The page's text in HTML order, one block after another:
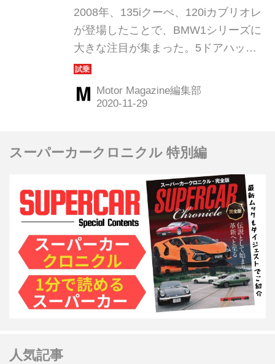
全体の魅力は大きく膨らん
だ
2008年、135iクーぺ、120iカブリオレ
が登場したことで、BMW1シリーズに
大きな注目が集まった。5ドアハッチ
バック、2ドアクーぺ、カブリオレと3
つのボディバリエーションが揃うこと
になった1シリーズは、BMWの中でど
ポーツ、135iクーぺ Mスポーツ、120i
カブリオレという3モデルを集めて比
較試乗、1シリーズの魅力に迫ってい
る。ここではその試乗テストの模様を
振り返ってみよう。（以下の試乗記
は、Motor Magazine2008年6月号よ
り）
Motor Magazine編集部
スーパーカークロニクル 特別編
人気記事